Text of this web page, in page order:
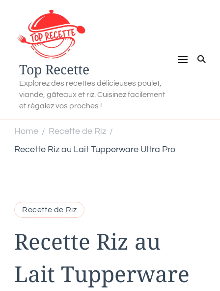
Top Recette
Explorez des recettes délicieuses poulet,
viande, gâteaux et riz. Cuisinez facilement
et régalez vos proches !
Home / Recette de Riz /
Recette Riz au Lait Tupperware Ultra Pro
Recette de Riz
Recette Riz au
Lait Tupperware